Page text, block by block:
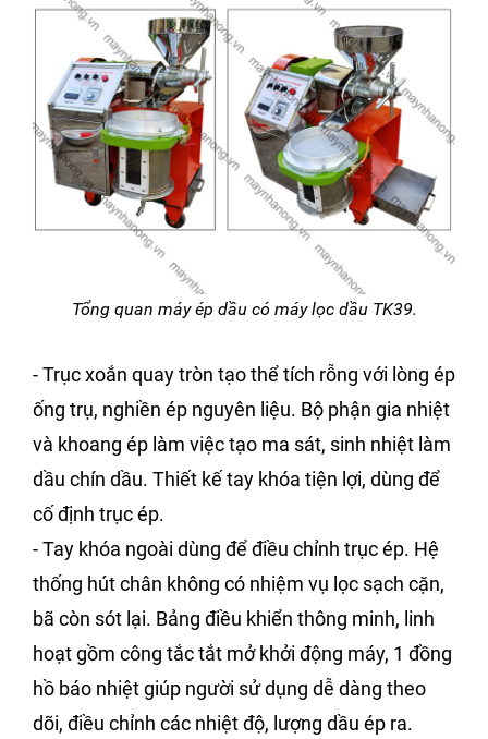
Tổng quan máy ép dầu có máy lọc dầu TK39.
- Trục xoắn quay tròn tạo thể tích rỗng với lòng ép
ống trụ, nghiền ép nguyên liệu. Bộ phận gia nhiệt
và khoang ép làm việc tạo ma sát, sinh nhiệt làm
dầu chín dầu. Thiết kế tay khóa tiện lợi, dùng để
cố định trục ép.
- Tay khóa ngoài dùng để điều chỉnh trục ép. Hệ
thống hút chân không có nhiệm vụ lọc sạch cặn,
bã còn sót lại. Bảng điều khiển thông minh, linh
hoạt gồm công tắc tắt mở khởi động máy, 1 đồng
hồ báo nhiệt giúp người sử dụng dễ dàng theo
dõi, điều chỉnh các nhiệt độ, lượng dầu ép ra.